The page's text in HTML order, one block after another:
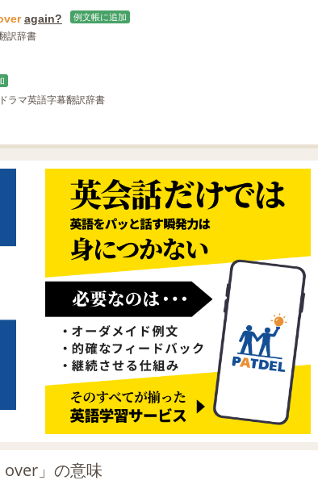
again? 例文帳に追加
訳辞書
ラマ英語字幕翻訳辞書
」の意味